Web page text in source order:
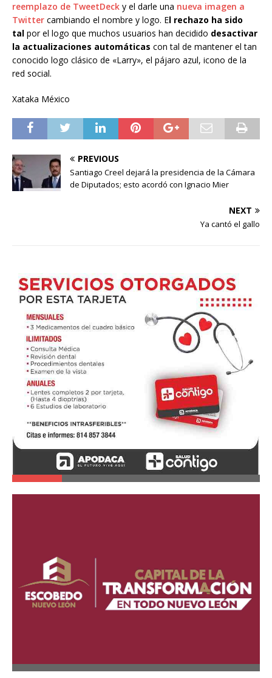
reemplazo de TweetDeck y el darle una nueva imagen a
Twitter cambiando el nombre y logo. El rechazo ha sido
tal por el logo que muchos usuarios han decidido desactivar
la actualizaciones automáticas con tal de mantener el tan
conocido logo clásico de «Larry», el pájaro azul, icono de la
red social.
Xataka México
PREVIOUS
Santiago Creel dejará la presidencia de la Cámara
de Diputados; esto acordó con Ignacio Mier
NEXT
Ya cantó el gallo